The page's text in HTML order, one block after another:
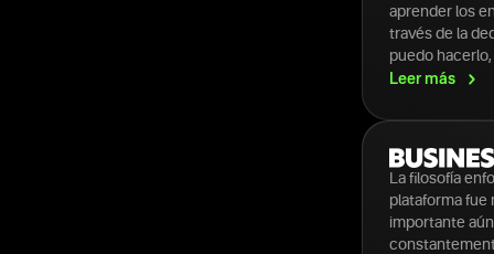
La filosofía
plataforma fue
importante
aprender los
través de la
puedo
Leermás